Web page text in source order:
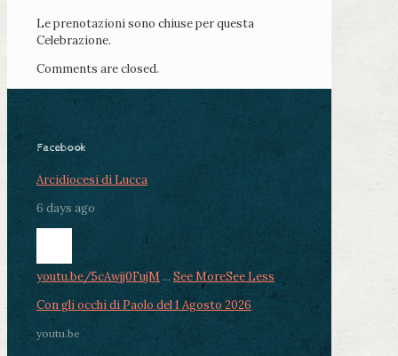
Le prenotazioni sono chiuse per questa
Celebrazione.
Comments are closed.
Facebook
Arcidiocesi di Lucca
6 days ago
youtu.be/5cAwjj0FujM ... See MoreSee Less
Con gli occhi di Paolo del 1 Agosto 2026
youtu.be